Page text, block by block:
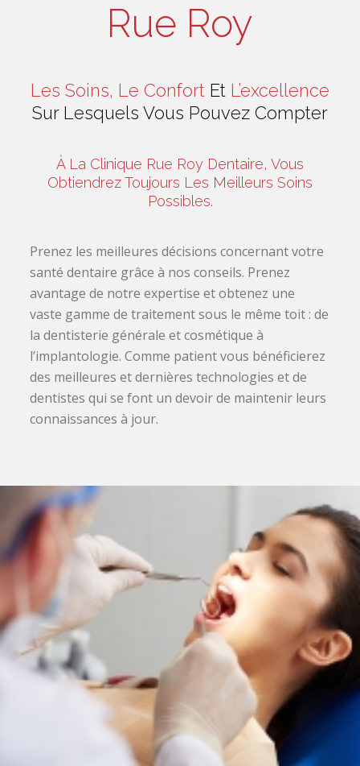
Rue Roy
Les Soins, Le Confort Et L’excellence
Sur Lesquels Vous Pouvez Compter
À La Clinique Rue Roy Dentaire, Vous
Obtiendrez Toujours Les Meilleurs Soins
Possibles.
Prenez les meilleures décisions concernant votre
santé dentaire grâce à nos conseils. Prenez
avantage de notre expertise et obtenez une
vaste gamme de traitement sous le même toit : de
la dentisterie générale et cosmétique à
l’implantologie. Comme patient vous bénéficierez
des meilleures et dernières technologies et de
dentistes qui se font un devoir de maintenir leurs
connaissances à jour.